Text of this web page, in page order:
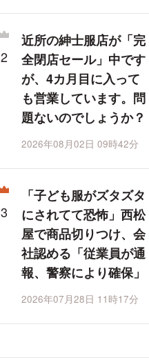
近所の紳士服店が「完
全閉店セール」中です
が、4カ月目に入って
も営業しています。問
題ないのでしょうか？
2026年08月02日 09時42分
「子ども服がズタズタ
にされてて恐怖」西松
屋で商品切りつけ、会
社認める「従業員が通
報、警察により確保」
2026年07月28日 11時17分